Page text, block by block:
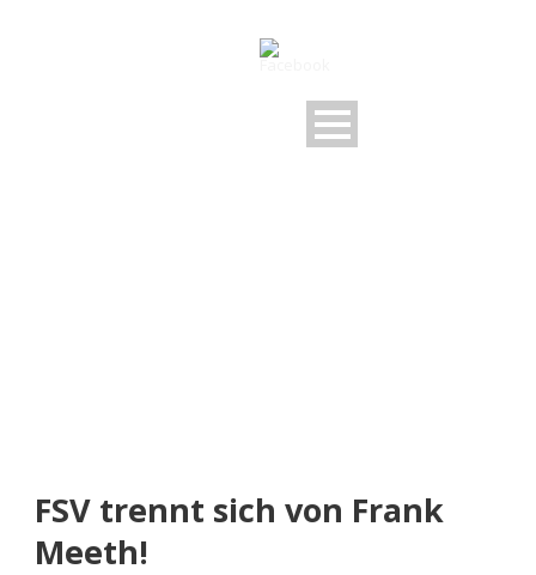
FSV trennt sich von Frank
Meeth!